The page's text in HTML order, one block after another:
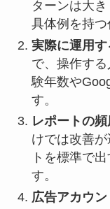
ターンは大
具体例を持つ
実際に運用す
で、操作す
験年数や
す。
レポートの頻
けでは改善
トを標準で
す。
広告アカウン